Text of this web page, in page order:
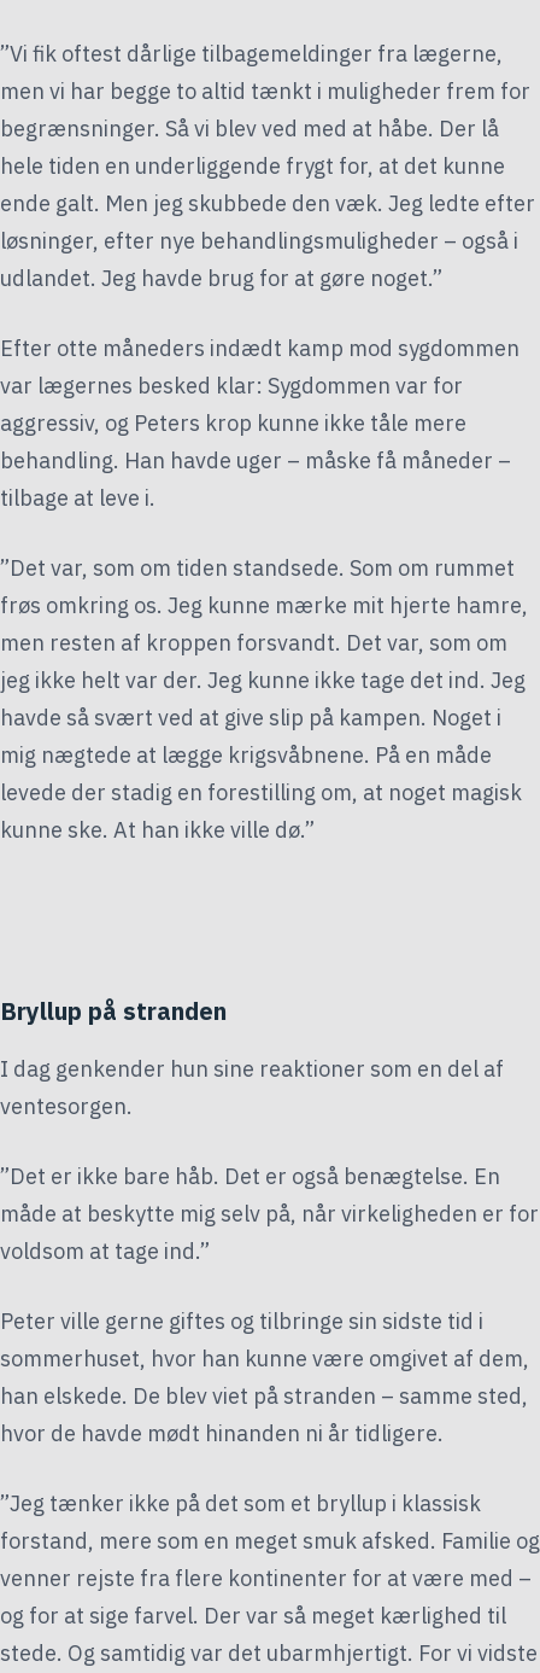
”Vi fik oftest dårlige tilbagemeldinger fra lægerne,
men vi har begge to altid tænkt i muligheder frem for
begrænsninger. Så vi blev ved med at håbe. Der lå
hele tiden en underliggende frygt for, at det kunne
ende galt. Men jeg skubbede den væk. Jeg ledte efter
løsninger, efter nye behandlingsmuligheder – også i
udlandet. Jeg havde brug for at gøre noget.”
Efter otte måneders indædt kamp mod sygdommen
var lægernes besked klar: Sygdommen var for
aggressiv, og Peters krop kunne ikke tåle mere
behandling. Han havde uger – måske få måneder –
tilbage at leve i.
”Det var, som om tiden standsede. Som om rummet
frøs omkring os. Jeg kunne mærke mit hjerte hamre,
men resten af kroppen forsvandt. Det var, som om
jeg ikke helt var der. Jeg kunne ikke tage det ind. Jeg
havde så svært ved at give slip på kampen. Noget i
mig nægtede at lægge krigsvåbnene. På en måde
levede der stadig en forestilling om, at noget magisk
kunne ske. At han ikke ville dø.”
Bryllup på stranden
I dag genkender hun sine reaktioner som en del af
ventesorgen.
”Det er ikke bare håb. Det er også benægtelse. En
måde at beskytte mig selv på, når virkeligheden er for
voldsom at tage ind.”
Peter ville gerne giftes og tilbringe sin sidste tid i
sommerhuset, hvor han kunne være omgivet af dem,
han elskede. De blev viet på stranden – samme sted,
hvor de havde mødt hinanden ni år tidligere.
”Jeg tænker ikke på det som et bryllup i klassisk
forstand, mere som en meget smuk afsked. Familie og
venner rejste fra flere kontinenter for at være med –
og for at sige farvel. Der var så meget kærlighed til
stede. Og samtidig var det ubarmhjertigt. For vi vidste